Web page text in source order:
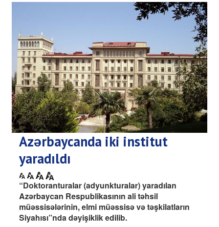
Azərbaycanda iki institut
yaradıldı
“Doktoranturalar (adyunkturalar) yaradılan
Azərbaycan Respublikasının ali təhsil
müəssisələrinin, elmi müəssisə və təşkilatların
Siyahısı”nda dəyişiklik edilib.